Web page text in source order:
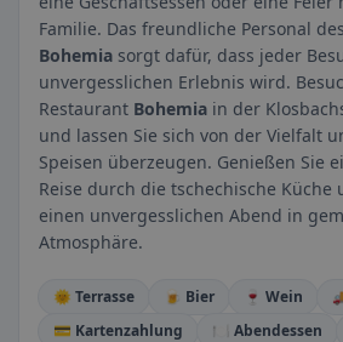
Familie. Das freundliche Personal
Bohemia sorgt dafür, dass jeder
unvergesslichen Erlebnis wird.
Restaurant Bohemia in der
und lassen Sie sich von der Vielfalt
Speisen überzeugen. Genießen Sie
Reise durch die tschechische Küche
einen unvergesslichen Abend in
Atmosphäre.
🌞 Terrasse 🍺 Bier 🍷 Wein
💳 Kartenzahlung
🍽️ Abendessen